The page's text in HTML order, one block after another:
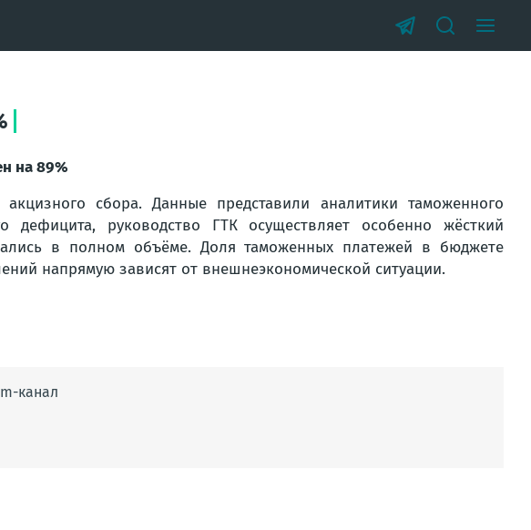
на 89%
сбора. Данные представили аналитики таможенного
дефицита, руководство ГТК осуществляет особенно жёсткий
в полном объёме. Доля таможенных платежей в бюджете
напрямую зависят от внешнеэкономической ситуации.
канал